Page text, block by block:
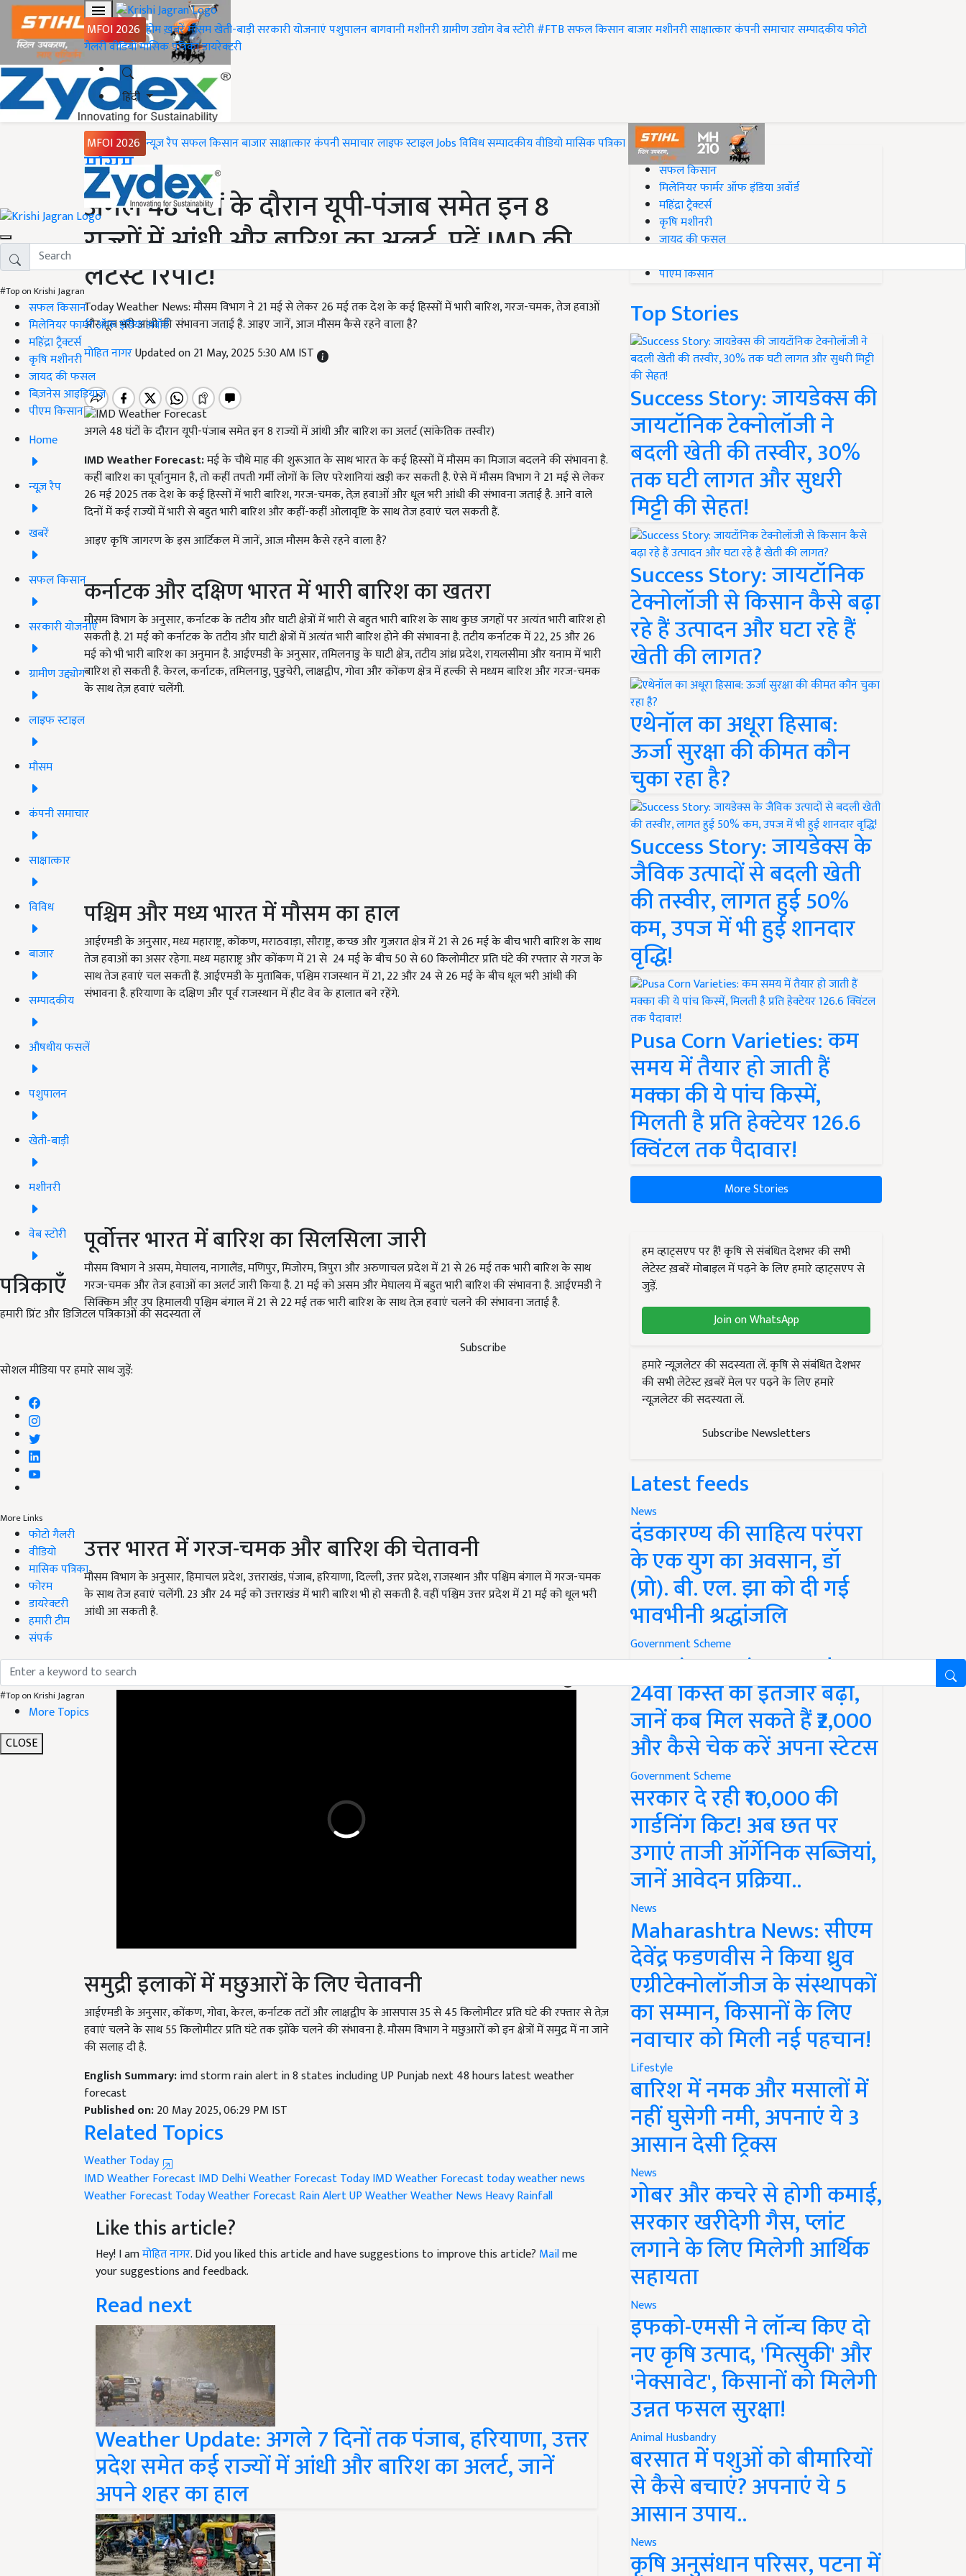
MFOI 2026 होमख़बरेंमौसमखेती-बाड़ीसरकारी योजनाएंपशुपालनबागवानीमशीनरीग्रामीण उद्योगवेब स्टोरी#FTBसफल किसानबाजारमशीनरीसाक्षात्कारकंपनी समाचारसम्पादकीयफोटो
गैलरीवीडियोमासिक पत्रिकाडायरेक्टरी
हिंदी
MFOI 2026 न्यूज़ रैपसफल किसानबाजारसाक्षात्कारकंपनी समाचारलाइफ स्टाइलJobsविविधसम्पादकीयवीडियोमासिक पत्रिका
#Top on Krishi Jagran
सफल किसान
मिलेनियर फार्मर ऑफ इंडिया अवॉर्ड
महिंद्रा ट्रैक्टर्स
कृषि मशीनरी
जायद की फसल
बिज़नेस आइडियाज
पीएम किसान
Home
न्यूज़ रैप
खबरें
सफल किसान
सरकारी योजनाएं
ग्रामीण उद्द्योग
लाइफ स्टाइल
मौसम
कंपनी समाचार
साक्षात्कार
विविध
बाजार
सम्पादकीय
औषधीय फसलें
पशुपालन
खेती-बाड़ी
मशीनरी
वेब स्टोरी
पत्रिकाएँ
हमारी प्रिंट और डिजिटल पत्रिकाओं की सदस्यता लें
Subscribe
सोशल मीडिया पर हमारे साथ जुड़ें:
More Links
फोटो गैलरी
वीडियो
मासिक पत्रिका
फोरम
डायरेक्टरी
हमारी टीम
संपर्क
#Top on Krishi Jagran
More Topics
CLOSE
Home
मौसम
अगले 48 घंटों के दौरान यूपी-पंजाब समेत इन 8
राज्यों में आंधी और बारिश का अलर्ट, पढ़ें IMD की
लेटेस्ट रिपोर्ट!
Today Weather News: मौसम विभाग ने 21 मई से लेकर 26 मई तक देश के कई हिस्सों में भारी बारिश, गरज-चमक, तेज हवाओं
और धूल भरी आंधी की संभावना जताई है. आइए जानें, आज मौसम कैसे रहने वाला है?
मोहित नागरUpdated on 21 May, 2025 5:30 AM IST
अगले 48 घंटों के दौरान यूपी-पंजाब समेत इन 8 राज्यों में आंधी और बारिश का अलर्ट (सांकेतिक तस्वीर)
IMD Weather Forecast:मई के चौथे माह की शुरूआत के साथ भारत के कई हिस्सों में मौसम का मिजाज बदलने की संभावना है.
कहीं बारिश का पूर्वानुमान है, तो कहीं तपती गर्मी लोगों के लिए परेशानियां खड़ी कर सकती है. ऐसे में मौसम विभाग ने 21 मई से लेकर
26 मई 2025 तक देश के कई हिस्सों में भारी बारिश, गरज-चमक, तेज़ हवाओं और धूल भरी आंधी की संभावना जताई है. आने वाले
दिनों में कई राज्यों में भारी से बहुत भारी बारिश और कहीं-कहीं ओलावृष्टि के साथ तेज हवाएं चल सकती हैं.
आइए कृषि जागरण के इस आर्टिकल में जानें, आज मौसम कैसे रहने वाला है?
कर्नाटक और दक्षिण भारत में भारी बारिश का खतरा
मौसम विभाग के अनुसार, कर्नाटक के तटीय और घाटी क्षेत्रों में भारी से बहुत भारी बारिश के साथ कुछ जगहों पर अत्यंत भारी बारिश हो
सकती है. 21 मई को कर्नाटक के तटीय और घाटी क्षेत्रों में अत्यंत भारी बारिश होने की संभावना है. तटीय कर्नाटक में 22, 25 और 26
मई को भी भारी बारिश का अनुमान है. आईएमडी के अनुसार, तमिलनाडु के घाटी क्षेत्र, तटीय आंध्र प्रदेश, रायलसीमा और यनाम में भारी
बारिश हो सकती है. केरल, कर्नाटक, तमिलनाडु, पुडुचेरी, लाक्षद्वीप, गोवा और कोंकण क्षेत्र में हल्की से मध्यम बारिश और गरज-चमक
के साथ तेज़ हवाएं चलेंगी.
पश्चिम और मध्य भारत में मौसम का हाल
आईएमडी के अनुसार, मध्य महाराष्ट्र, कोंकण, मराठवाड़ा, सौराष्ट्र, कच्छ और गुजरात क्षेत्र में 21 से 26 मई के बीच भारी बारिश के साथ
तेज हवाओं का असर रहेगा. मध्य महाराष्ट्र और कोंकण में 21 से 24 मई के बीच 50 से 60 किलोमीटर प्रति घंटे की रफ्तार से गरज के
साथ तेज हवाएं चल सकती हैं. आईएमडी के मुताबिक, पश्चिम राजस्थान में 21, 22 और 24 से 26 मई के बीच धूल भरी आंधी की
संभावना है. हरियाणा के दक्षिण और पूर्व राजस्थान में हीट वेव के हालात बने रहेंगे.
पूर्वोत्तर भारत में बारिश का सिलसिला जारी
मौसम विभाग ने असम, मेघालय, नागालैंड, मणिपुर, मिजोरम, त्रिपुरा और अरुणाचल प्रदेश में 21 से 26 मई तक भारी बारिश के साथ
गरज-चमक और तेज हवाओं का अलर्ट जारी किया है. 21 मई को असम और मेघालय में बहुत भारी बारिश की संभावना है. आईएमडी ने
सिक्किम और उप हिमालयी पश्चिम बंगाल में 21 से 22 मई तक भारी बारिश के साथ तेज़ हवाएं चलने की संभावना जताई है.
उत्तर भारत में गरज-चमक और बारिश की चेतावनी
मौसम विभाग के अनुसार, हिमाचल प्रदेश, उत्तराखंड, पंजाब, हरियाणा, दिल्ली, उत्तर प्रदेश, राजस्थान और पश्चिम बंगाल में गरज-चमक
के साथ तेज हवाएं चलेंगी. 23 और 24 मई को उत्तराखंड में भारी बारिश भी हो सकती है. वहीं पश्चिम उत्तर प्रदेश में 21 मई को धूल भरी
आंधी आ सकती है.
ADVERTISEMENT
समुद्री इलाकों में मछुआरों के लिए चेतावनी
आईएमडी के अनुसार, कोंकण, गोवा, केरल, कर्नाटक तटों और लाक्षद्वीप के आसपास 35 से 45 किलोमीटर प्रति घंटे की रफ्तार से तेज़
हवाएं चलने के साथ 55 किलोमीटर प्रति घंटे तक झोंके चलने की संभावना है. मौसम विभाग ने मछुआरों को इन क्षेत्रों में समुद्र में ना जाने
की सलाह दी है.
forecast
Published on:
Related Topics
Weather Today
IMD Weather Forecast
Weather ForecastToday Weather ForecastRain AlertUP WeatherWeather News Heavy Rainfall
Like this article?
Hey! I amमोहित नागर . Did you liked this article and have suggestions to improve this article?
your suggestions and feedback.
Read next
Weather Update: अगले 7 दिनों तक पंजाब, हरियाणा, उत्तर
प्रदेश समेत कई राज्यों में आंधी और बारिश का अलर्ट, जानें
अपने शहर का हाल
#Top on Krishi Jagran
सफल किसान
मिलेनियर फार्मर ऑफ इंडिया अवॉर्ड
महिंद्रा ट्रैक्टर्स
कृषि मशीनरी
जायद की फसल
पीएम किसान
Top Stories
Success Story: जायडेक्स की
जायटॉनिक टेक्नोलॉजी ने
बदली खेती की तस्वीर, 30%
तक घटी लागत और सुधरी
मिट्टी की सेहत!
Success Story: जायटॉनिक
टेक्नोलॉजी से किसान कैसे बढ़ा
रहे हैं उत्पादन और घटा रहे हैं
खेती की लागत?
एथेनॉल का अधूरा हिसाब:
ऊर्जा सुरक्षा की कीमत कौन
चुका रहा है?
Success Story: जायडेक्स के
जैविक उत्पादों से बदली खेती
की तस्वीर, लागत हुई 50%
कम, उपज में भी हुई शानदार
वृद्धि!
Pusa Corn Varieties: कम
समय में तैयार हो जाती हैं
मक्का की ये पांच किस्में,
मिलती है प्रति हेक्टेयर 126.6
क्विंटल तक पैदावार!
More Stories
हम व्हाट्सएप पर हैं! कृषि से संबंधित देशभर की सभी
लेटेस्ट ख़बरें मोबाइल में पढ़ने के लिए हमारे व्हाट्सएप से
जुड़ें.
Join on WhatsApp
हमारे न्यूज़लेटर की सदस्यता लें. कृषि से संबंधित देशभर
की सभी लेटेस्ट ख़बरें मेल पर पढ़ने के लिए हमारे
न्यूज़लेटर की सदस्यता लें.
Subscribe Newsletters
Latest feeds
News
दंडकारण्य की साहित्य परंपरा
के एक युग का अवसान, डॉ
(प्रो). बी. एल. झा को दी गई
भावभीनी श्रद्धांजलि
Government Scheme
PM Kisan Yojana Update:
24वीं किस्त का इंतजार बढ़ा,
जानें कब मिल सकते हैं ₹2,000
और कैसे चेक करें अपना स्टेटस
Government Scheme
सरकार दे रही ₹10,000 की
गार्डनिंग किट! अब छत पर
उगाएं ताजी ऑर्गेनिक सब्जियां,
जानें आवेदन प्रक्रिया..
News
Maharashtra News: सीएम
देवेंद्र फडणवीस ने किया ध्रुव
एग्रीटेक्नोलॉजीज के संस्थापकों
का सम्मान, किसानों के लिए
नवाचार को मिली नई पहचान!
Lifestyle
बारिश में नमक और मसालों में
नहीं घुसेगी नमी, अपनाएं ये 3
आसान देसी ट्रिक्स
News
गोबर और कचरे से होगी कमाई,
सरकार खरीदेगी गैस, प्लांट
लगाने के लिए मिलेगी आर्थिक
सहायता
News
इफको-एमसी ने लॉन्च किए दो
नए कृषि उत्पाद, 'मित्सुकी' और
'नेक्सावेट', किसानों को मिलेगी
उन्नत फसल सुरक्षा!
Animal Husbandry
बरसात में पशुओं को बीमारियों
से कैसे बचाएं? अपनाएं ये 5
आसान उपाय..
News
कृषि अनुसंधान परिसर, पटना में